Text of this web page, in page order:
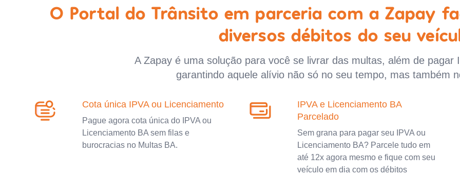
O Portal do Trânsito em parceria com a Zapay
diversos débitos do seu
A Zapay é uma solução para você se livrar das multas, além de pagar
garantindo aquele alívio não só no seu tempo, mas também
Cota única IPVA ou Licenciamento
Pague agora cota única do IPVA ou
Licenciamento BA sem filas e
burocracias no Multas BA.
IPVA e Licenciamento BA
Parcelado
Sem grana para pagar seu IPVA ou
Licenciamento BA? Parcele tudo em
até 12x agora mesmo e fique com seu
veículo em dia com os débitos